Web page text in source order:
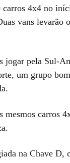
carros 4x4 no
vans levarão
jogar pela Sul-
um grupo
mesmos carros
na Chave D,